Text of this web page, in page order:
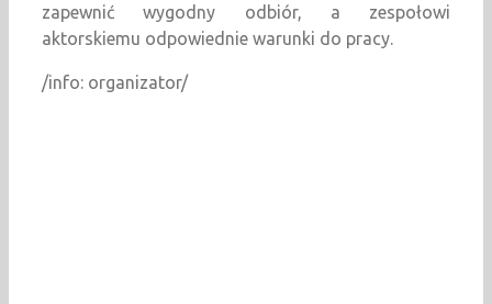
zapewnić wygodny odbiór, a zespołowi
aktorskiemu odpowiednie warunki do pracy.
/info: organizator/